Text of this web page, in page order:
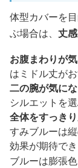
体型カバーを
ぶ場合は、 丈
お腹まわりが
はミドル丈が
二の腕が気に
シルエットを
全体をすっき
すみブルーは
効果が期待で
ブルーは膨張